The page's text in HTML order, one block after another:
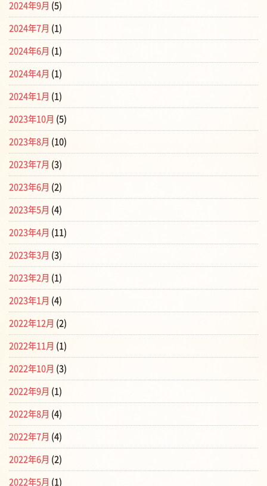
2024年9月 (5)
2024年7月 (1)
2024年6月 (1)
2024年4月 (1)
2024年1月 (1)
2023年10月 (5)
2023年8月 (10)
2023年7月 (3)
2023年6月 (2)
2023年5月 (4)
2023年4月 (11)
2023年3月 (3)
2023年2月 (1)
2023年1月 (4)
2022年12月 (2)
2022年11月 (1)
2022年10月 (3)
2022年9月 (1)
2022年8月 (4)
2022年7月 (4)
2022年6月 (2)
2022年5月 (1)